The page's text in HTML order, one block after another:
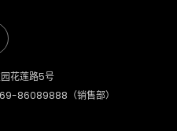
花莲路5号
86089888（销售部）